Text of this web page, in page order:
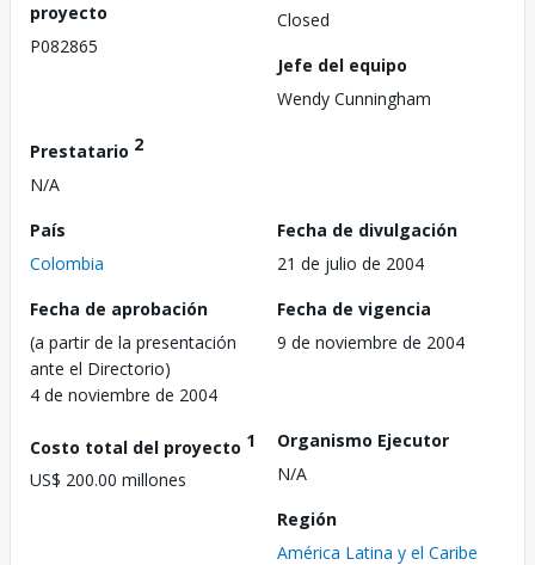
proyecto
P082865
Closed
Jefe del equipo
Wendy Cunningham
Prestatario 2
N/A
País
Colombia
Fecha de divulgación
21 de julio de 2004
Fecha de aprobación
(a partir de la presentación
ante el Directorio)
4 de noviembre de 2004
Fecha de vigencia
9 de noviembre de 2004
Costo total del proyecto 1
US$ 200.00 millones
Organismo Ejecutor
N/A
Región
América Latina y el Caribe